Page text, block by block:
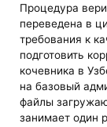
Процедура
переведена в
требования к
подготовить
кочевника в
на базовый
файлы
занимает один